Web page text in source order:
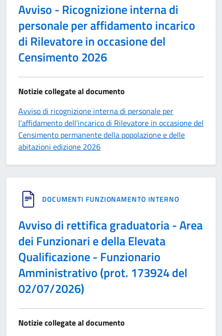
Avviso - Ricognizione interna di
personale per affidamento incarico
di Rilevatore in occasione del
Censimento 2026
Notizie collegate al documento
Avviso di ricognizione interna di personale per
l'affidamento dell'incarico di Rilevatore in occasione del
Censimento permanente della popolazione e delle
abitazioni edizione 2026
DOCUMENTI FUNZIONAMENTO INTERNO
Avviso di rettifica graduatoria - Area
dei Funzionari e della Elevata
Qualificazione - Funzionario
Amministrativo (prot. 173924 del
02/07/2026)
Notizie collegate al documento